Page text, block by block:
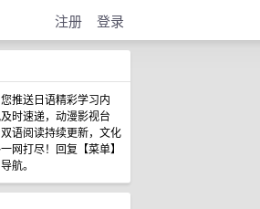
注册 登录
推送日语精彩学习内
时速递，动漫影视台
语阅读持续更新，文化
网打尽！回复【菜单】
航。